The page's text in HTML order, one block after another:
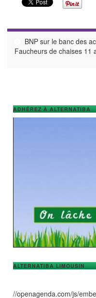
BNP sur le banc des
Faucheurs de chaises 11
ADHÉREZ À ALTERNATIBA
ALTERNATIBA LIMOUSIN
//openagenda.com/js/